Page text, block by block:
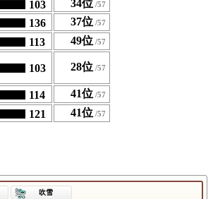
103
34位
136
37位
113
49位
103 28位
114
41位
121 41位
吹雪